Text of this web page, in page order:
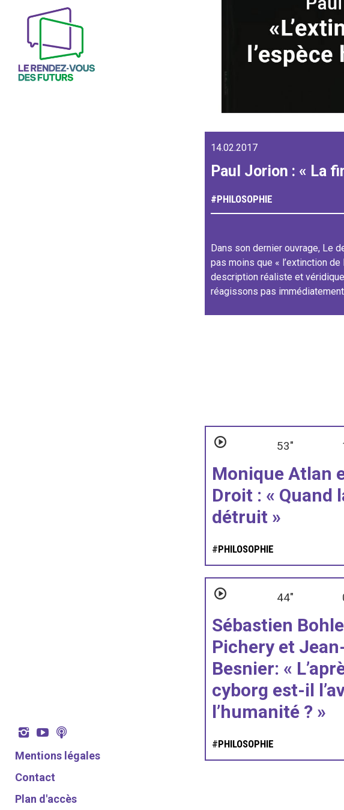
Mentions légales
Contact
Plan d'accès
14.02.2017
Paul Jorion : « La
#PHILOSOPHIE
Dans son dernier ouvrage, Le
pas moins que « l’extinction
description réaliste et
réagissons pas
53"
Monique Atlan
Droit : « Quand
détruit »
#PHILOSOPHIE
44"
Sébastien
Pichery et
Besnier: «
cyborg est-il
l’humanité ? »
#PHILOSOPHIE